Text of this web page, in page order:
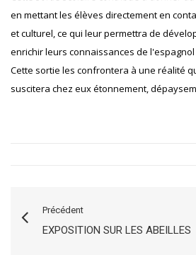
en mettant les élèves directement en
et culturel, ce qui leur permettra de
enrichir leurs connaissances de
Cette sortie les confrontera à une réalité
suscitera chez eux étonnement,
Précédent
EXPOSITION SUR LES ABEILLES